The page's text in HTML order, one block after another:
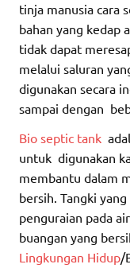
tinja manusia cara
bahan yang kedap
tidak dapat
melalui saluran
digunakan secara
sampai dengan
Bio septic tank
untuk digunakan
membantu dalam
bersih. Tangki
penguraian pada
buangan yang
Lingkungan Hidup/